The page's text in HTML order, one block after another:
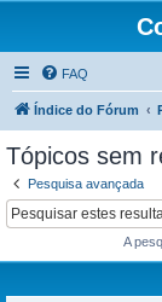
FAQ
Índice do Fórum
Tópicos sem
Pesquisa avançada
A